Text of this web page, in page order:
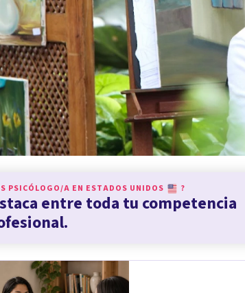
PSICÓLOGO/A EN ESTADOS UNIDOS ?
entre toda tu competencia